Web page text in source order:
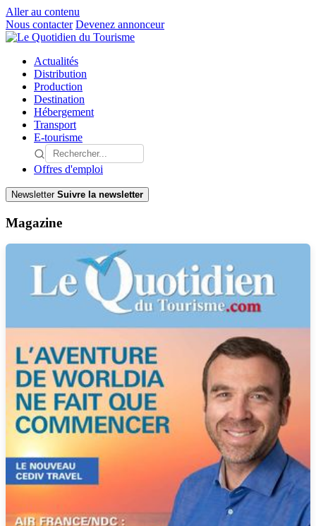
Aller au contenu
Nous contacter Devenez annonceur
Actualités
Distribution
Production
Destination
Hébergement
Transport
E-tourisme
Offres d'emploi
Newsletter Suivre la newsletter
Magazine